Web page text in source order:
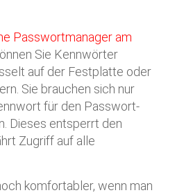
Passwortmanager am
Sie Kennwörter
auf der Festplatte oder
Sie brauchen sich nur
für den Passwort-
Dieses entsperrt den
Zugriff auf alle
komfortabler, wenn man